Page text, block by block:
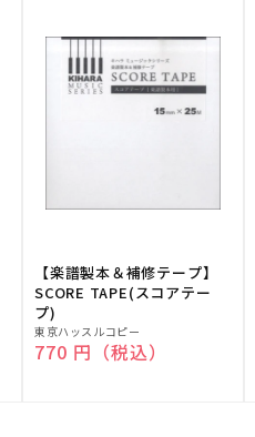
【楽譜製本＆補修テープ】
SCORE TAPE(スコアテー
プ)
販
売
東京ハッスルコピー
通常価格
770 円（税込）